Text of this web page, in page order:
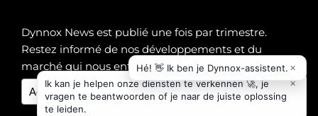
Dynnox News est publié une fois par trimestre.
Restez informé de nos développements et du
marché qui nous entoure !